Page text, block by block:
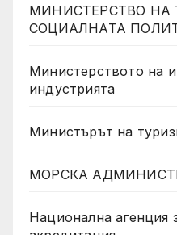
МИНИСТЕРСТВО НА
СОЦИАЛНАТА
Министерството на
индустрията
Министърът на
МОРСКА
Национална агенция